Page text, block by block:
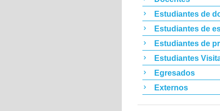
Estudiantes de
Estudiantes de
Estudiantes de
Estudiantes
Egresados
Externos